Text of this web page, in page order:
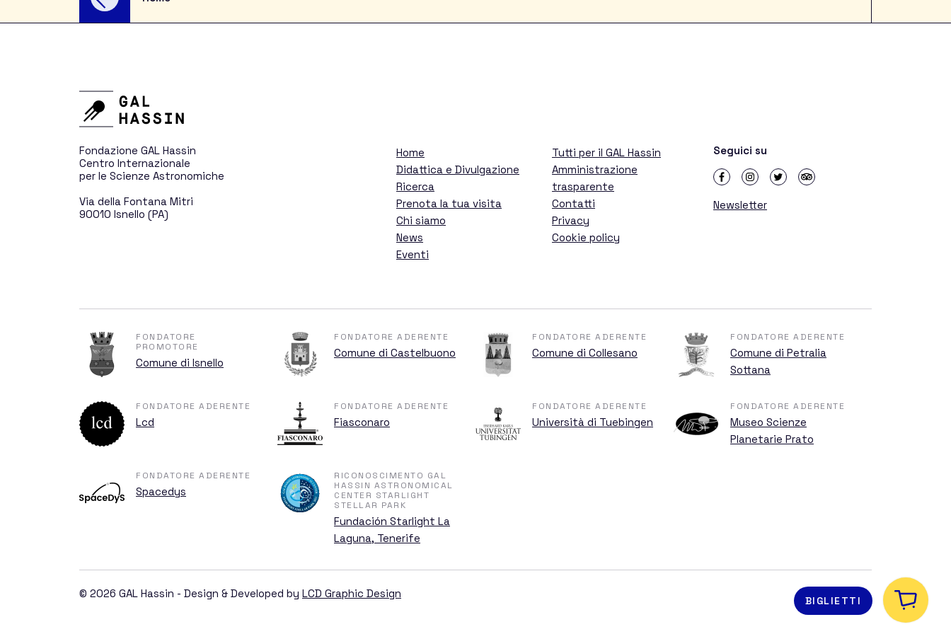
Divulgazione per il pubblico
Ricerca
Nuovi mondi lontani
Telescopi
Chi siamo
BIGLIETTI
Fondazione GAL Hassin
Centro Internazionale
per le Scienze Astronomiche
Via della Fontana Mitri
90010 Isnello (PA)
Home
Didattica e Divulgazione
Ricerca
Prenota la tua visita
Chi siamo
News
Eventi
Tutti per il GAL Hassin
Amministrazione
trasparente
Contatti
Privacy
Cookie policy
Seguici su
Newsletter
FONDATORE
PROMOTORE
Comune di Isnello
FONDATORE ADERENTE
Comune di Castelbuono
FONDATORE ADERENTE
Comune di Collesano
FONDATORE ADERENTE
Comune di Petralia
Sottana
FONDATORE ADERENTE
Lcd
FONDATORE ADERENTE
Fiasconaro
FONDATORE ADERENTE
Università di Tuebingen
FONDATORE ADERENTE
Museo Scienze
Planetarie Prato
FONDATORE ADERENTE
Spacedys
RICONOSCIMENTO GAL
HASSIN ASTRONOMICAL
CENTER STARLIGHT
STELLAR PARK
Fundación Starlight La
Laguna, Tenerife
© 2026 GAL Hassin - Design & Developed by LCD Graphic Design